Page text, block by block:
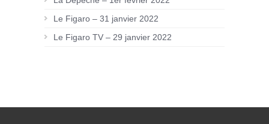
Le Figaro – 31 janvier 2022
Le Figaro TV – 29 janvier 2022